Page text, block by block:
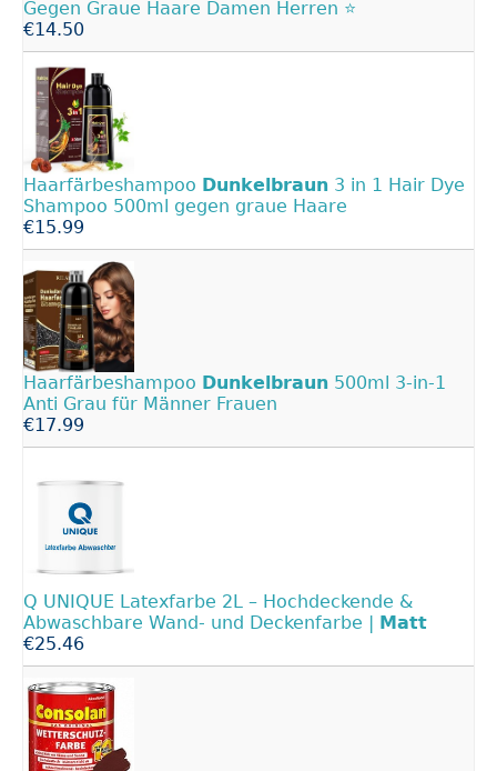
Gegen Graue Haare Damen Herren ⭐
€14.50
Haarfärbeshampoo Dunkelbraun 3 in 1 Hair Dye
Shampoo 500ml gegen graue Haare
€15.99
Haarfärbeshampoo Dunkelbraun 500ml 3-in-1
Anti Grau für Männer Frauen
€17.99
Q UNIQUE Latexfarbe 2L – Hochdeckende &
Abwaschbare Wand- und Deckenfarbe |
Matt
€25.46